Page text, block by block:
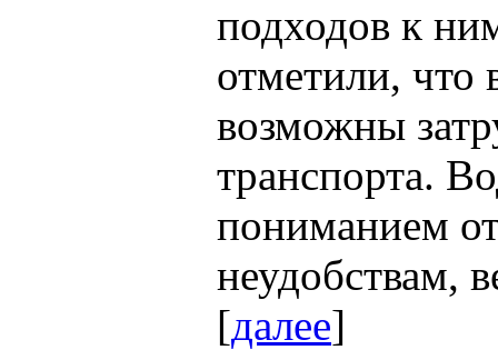
подходов к
отметили, что
возможны
транспорта.
пониманием
неудобствам,
[далее]